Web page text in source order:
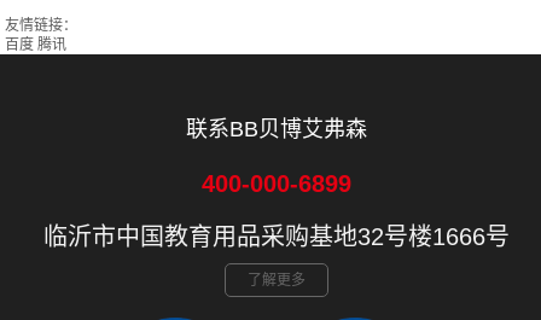
友情链接：
百度 腾讯
联系BB贝博艾弗森
400-000-6899
临沂市中国教育用品采购基地32号楼1666号
了解更多